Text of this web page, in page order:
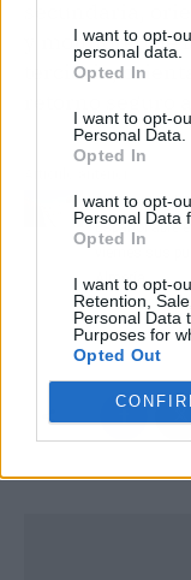
I want to opt-
personal data.
Opted In
I want to opt-
Personal Data.
Opted In
I want to opt-
Personal Data
Opted In
I want to opt-
Retention,
Personal Data
Purposes for
Opted Out
y monitoreo de
terciaria,
El Museo del
Español abre
Almería